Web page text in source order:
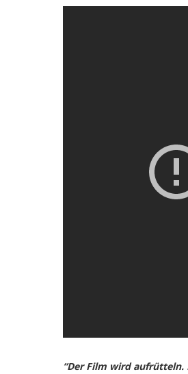
“Der Film wird